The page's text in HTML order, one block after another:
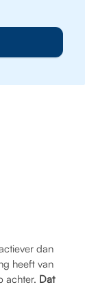
dan
heeft van
achter. Dat